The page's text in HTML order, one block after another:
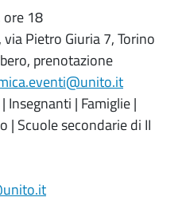
18
Pietro Giuria 7, Torino
prenotazione
Insegnanti | Famiglie |
| Scuole secondarie di II